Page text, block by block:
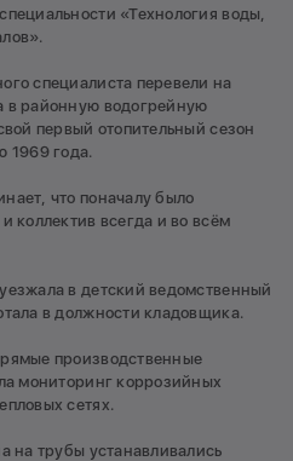
«Технология воды,
специалиста перевели на
в районную водогрейную
первый отопительный сезон
1969 года.
что поначалу было
коллектив всегда и во всём
в детский ведомственный
в должности кладовщика.
производственные
мониторинг коррозийных
сетях.
на трубы устанавливались